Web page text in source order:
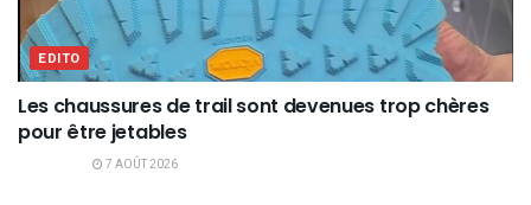
EDITO
Les chaussures de trail sont devenues trop chères
pour être jetables
7 AOÛT 2026